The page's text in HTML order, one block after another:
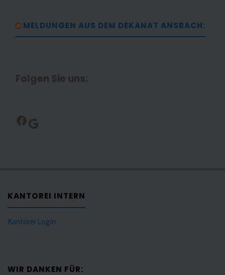
MELDUNGEN AUS DEM DEKANAT ANSBACH:
Folgen Sie uns:
Facebook
Google
KANTOREI INTERN
Kantorei Login
WIR DANKEN FÜR: